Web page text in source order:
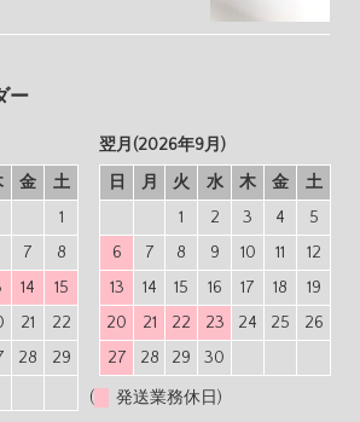
ー
金
土
1
7
8
14
15
21
22
28
29
翌月(2026年9月)
日
月 火 水 木 金
土
1
2 3 4
5
6
7 8 9 10 11
12
13
14 15 16 17 18
19
20
21 22 23 24 25
26
27
28 29 30
( 発送業務休日)